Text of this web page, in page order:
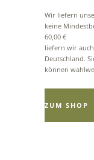
Wir liefern
keine
60,00 €
liefern wir
Deutschland.
können
ZUM SHOP